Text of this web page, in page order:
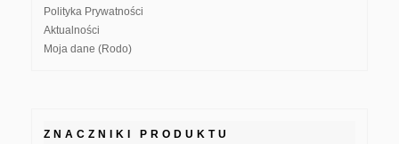
Polityka Prywatności
Aktualności
Moja dane (Rodo)
ZNACZNIKI PRODUKTU